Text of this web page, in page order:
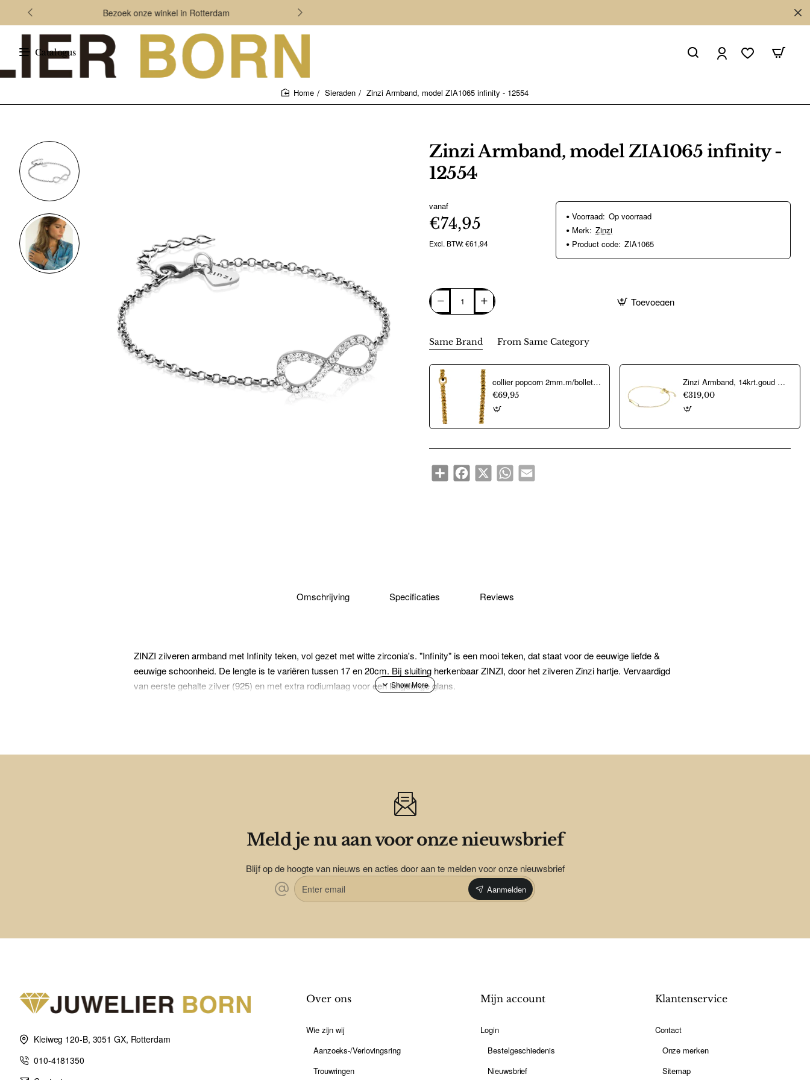
Bezoek onze winkel in Rotterdam
Catalogus
Sieraden Zinzi Armband, model ZIA1065 infinity - 12554
Zinzi Armband, model ZIA1065 infinity -
12554
vanaf
€74,95
Excl. BTW: €61,94
Voorraad: Op voorraad
Merk: Zinzi
Product code: ZIA1065
Toevoegen
Same Brand From Same Category
collier popcorn 2mm.m/bolletjes verguld - 12915
€69,95
Zinzi Armband, 14krt.goud model ZGA176 Goud (lengte: 17-19cm.) - 16173
€319,00
ShareFacebook
X WhatsAppEmail
Omschrijving Specificaties Reviews
ZINZI zilveren armband met Infinity teken, vol gezet met witte zirconia's. "Infinity" is een mooi teken, dat staat voor de eeuwige liefde &
eeuwige schoonheid. De lengte is te variëren tussen 17 en 20cm. Bij sluiting herkenbaar ZINZI, door het zilveren Zinzi hartje. Vervaardigd
van eerste gehalte zilver (925) en met extra rodiumlaag voor een langdurige glans.
Meld je nu aan voor onze nieuwsbrief
Blijf op de hoogte van nieuws en acties door aan te melden voor onze nieuwsbrief
Enter
email
Aanmelden
Kleiweg 120-B, 3051 GX, Rotterdam
010-4181350
Over ons
Wie zijn wij
Aanzoeks-/Verlovingsring
Trouwringen
Mijn account
Login
Bestelgeschiedenis
Nieuwsbrief
Klantenservice
Contact
Onze merken
Sitemap